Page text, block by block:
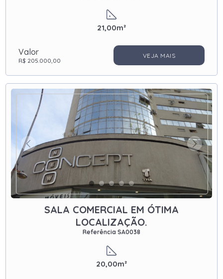
21,00m²
Valor
R$ 205.000,00
VEJA MAIS
SALA COMERCIAL EM ÓTIMA
LOCALIZAÇÃO.
Referência SA0038
20,00m²